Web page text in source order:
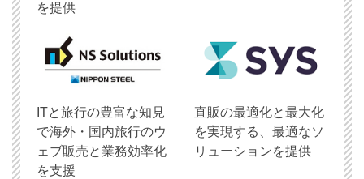
を提供
ITと旅行の豊富な知見
で海外・国内旅行のウ
ェブ販売と業務効率化
を支援
直販の最適化と最大化
を実現する、最適なソ
リューションを提供